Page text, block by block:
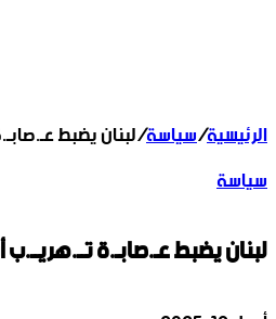
الرئيسية/سياسة/لبنان يضبط
سياسة
لبنان يضبط عـ.صابـ.ة